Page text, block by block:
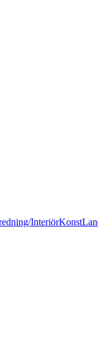
InteriörKonst